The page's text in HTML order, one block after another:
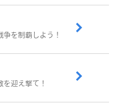
を制覇しよう！
迎え撃て！